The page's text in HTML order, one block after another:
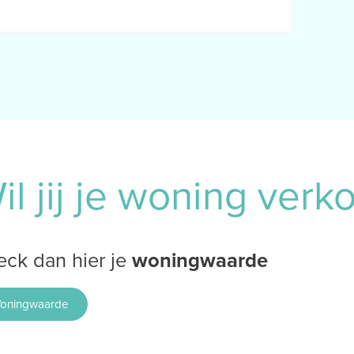
jij je woning
dan hier jewoningwaarde